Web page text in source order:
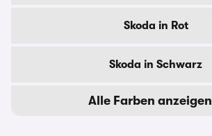
Skoda in Rot
Skoda in Schwarz
Alle Farben anzeigen